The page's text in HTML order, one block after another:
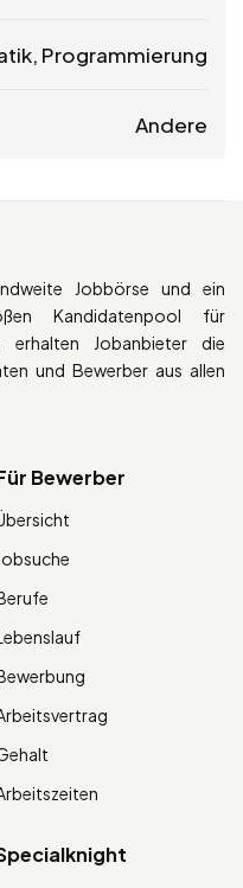
Programmierung
Andere
Jobbörse und ein
Kandidatenpool für
erhalten Jobanbieter die
und Bewerber aus allen
Bewerber